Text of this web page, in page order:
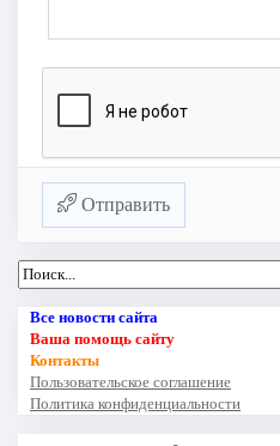
Отправить
Все новости сайта
Ваша помощь сайту
Контакты
Пользовательское соглашение
Политика конфиденциальности